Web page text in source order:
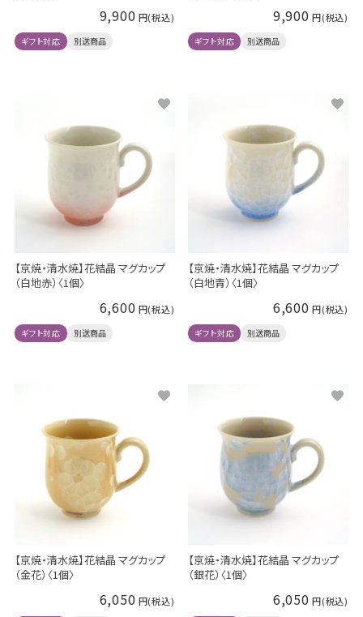
9,900
ギフト対応 別送商品
9,900
ギフト対応 別送商品
【京焼・清水焼】花結晶 マグカップ
（白地赤）〈1個〉
6,600
ギフト対応 別送商品
【京焼・清水焼】花結晶 マグカップ
（白地青）〈1個〉
6,600
ギフト対応 別送商品
【京焼・清水焼】花結晶 マグカップ
（金花）〈1個〉
6,050
【京焼・清水焼】花結晶 マグカップ
（銀花）〈1個〉
6,050